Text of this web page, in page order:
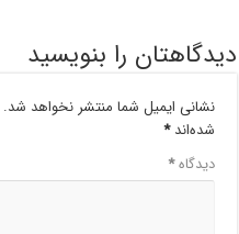
دیدگاهتان را بنویسید
نشانی ایمیل شما منتشر نخواهد شد.
شده‌اند*
دیدگاه*